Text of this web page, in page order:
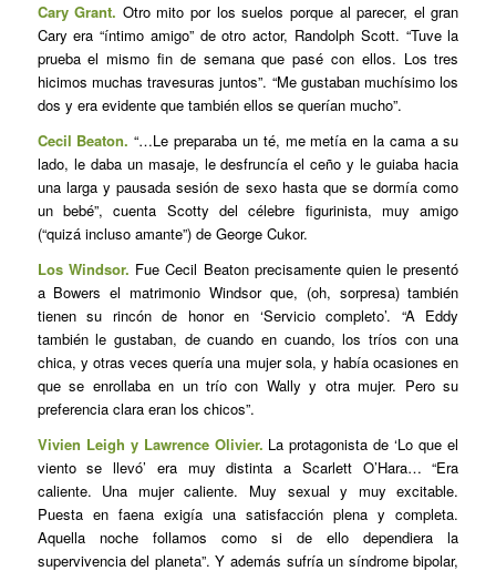
Cary Grant. Otro mito por los suelos porque al parecer, el gran
Cary era “íntimo amigo” de otro actor, Randolph Scott. “Tuve la
prueba el mismo fin de semana que pasé con ellos. Los tres
hicimos muchas travesuras juntos”. “Me gustaban muchísimo los
dos y era evidente que también ellos se querían mucho”.
Cecil Beaton.“…Le preparaba un té, me metía en la cama a su
lado, le daba un masaje, le desfruncía el ceño y le guiaba hacia
una larga y pausada sesión de sexo hasta que se dormía como
un bebé”, cuenta Scotty del célebre figurinista, muy amigo
(“quizá incluso amante”) de George Cukor.
Los Windsor. Fue Cecil Beaton precisamente quien le presentó
a Bowers el matrimonio Windsor que, (oh, sorpresa) también
tienen su rincón de honor en ‘Servicio completo’. “A Eddy
también le gustaban, de cuando en cuando, los tríos con una
chica, y otras veces quería una mujer sola, y había ocasiones en
que se enrollaba en un trío con Wally y otra mujer. Pero su
preferencia clara eran los chicos”.
Vivien Leigh y Lawrence Olivier. La protagonista de ‘Lo que el
viento se llevó’ era muy distinta a Scarlett O’Hara… “Era
caliente. Una mujer caliente. Muy sexual y muy excitable.
Puesta en faena exigía una satisfacción plena y completa.
Aquella noche follamos como si de ello dependiera la
supervivencia del planeta”. Y además sufría un síndrome bipolar,